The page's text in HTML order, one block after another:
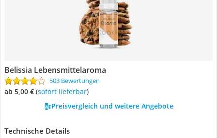
Belissia Lebensmittelaroma
503 Bewertungen
ab 5,00 € ( Sofort lieferbar)
Preisvergleich und weitere Angebote
Technische Details